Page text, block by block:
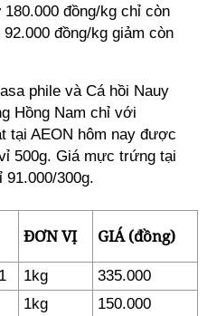
đồng/kg chỉ còn
đồng/kg giảm còn
phile và Cá hồi Nauy
Hồng Nam chỉ với
tại AEON hôm nay được
500g. Giá mực trứng tại
91.000/300g.
ĐƠN VỊ GIÁ (đồng)
1kg
335.000
1kg
150.000